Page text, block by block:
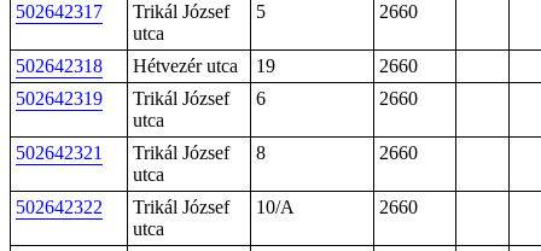
502642317
Trikál József
utca
5 2660
502642318 Hétvezér utca 19
2660
502642319
Trikál József
utca
6 2660
502642321
Trikál József
utca
8 2660
502642322
Trikál József
utca
10/A 2660